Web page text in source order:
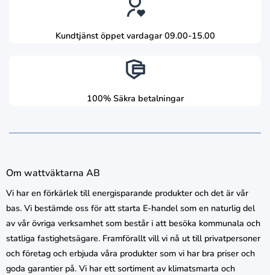
Kundtjänst öppet vardagar 09.00-15.00
100% Säkra betalningar
Om wattväktarna AB
Vi har en förkärlek till energisparande produkter och det är vår
bas. Vi bestämde oss för att starta E-handel som en naturlig del
av vår övriga verksamhet som består i att besöka kommunala och
statliga fastighetsägare. Framförallt vill vi nå ut till privatpersoner
och företag och erbjuda våra produkter som vi har bra priser och
goda garantier på. Vi har ett sortiment av klimatsmarta och